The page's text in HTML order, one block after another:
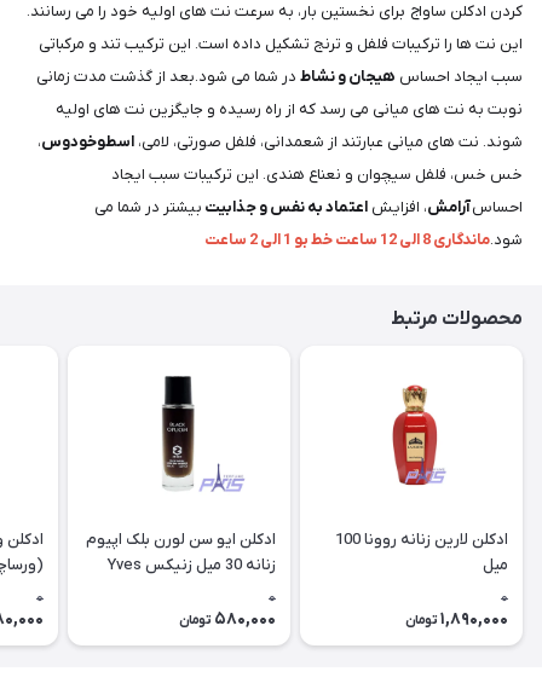
کردن ادکلن ساواج برای نخستین بار، به سرعت نت های اولیه خود را می رسانند.
این نت ها را ترکیبات فلفل و ترنج تشکیل داده است. این ترکیب تند و مرکباتی
سبب ایجاد احساس هیجان و نشاط در شما می شود.بعد از گذشت مدت زمانی
نوبت به نت های میانی می رسد که از راه رسیده و جایگزین نت های اولیه
شوند. نت های میانی عبارتند از شعمدانی، فلفل صورتی، لامی، اسطوخودوس،
خس خس، فلفل سیچوان و نعناع هندی. این ترکیبات سبب ایجاد
احساسآرامش، افزایش اعتماد به نفس و جذابیت بیشتر در شما می
شود.ماندگاری 8 الی 12 ساعت خط بو 1 الی 2 ساعت
محصولات مرتبط
ادکلن لارین زنانه روونا 100
میل
0
1,890,000 تومان
ادکلن ایو سن لورن بلک اپیوم
زنانه 30 میل زنیکس Yves
0
580,000 تومان
ادکلن
(vip
0